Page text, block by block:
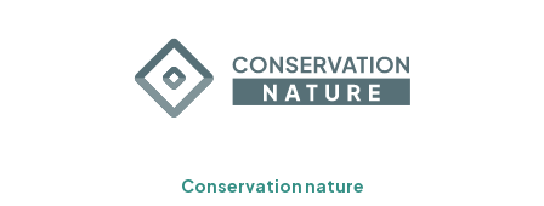
Conservation nature